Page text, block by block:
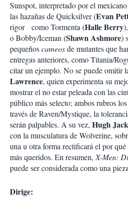
Sunspot, interpretado por el mexicano
las hazañas de Quicksilver (Evan
rigor como Tormenta (Halle Berry
o Bobby/Iceman (Shawn Ashmore)
pequeñoscameosde mutantes que
entregas anteriores, como Titania/
citar un ejemplo. No se puede omitir
Lawrence, quien experimenta su
mostrar el no estar peleada con las
público más selecto; ambos rubros
través de Raven/Mystique, la
serán palpables. A su vez, Hugh
con la musculatura de Wolverine,
una u otra forma rectificará el por
más queridos. En resumen, X-Men:
puede ser considerada como una
Dirige: